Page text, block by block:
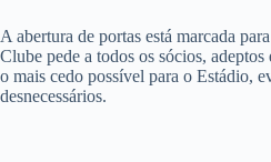
A abertura de portas está marcada
Clube pede a todos os sócios, adeptos
o mais cedo possível para o Estádio,
desnecessários.